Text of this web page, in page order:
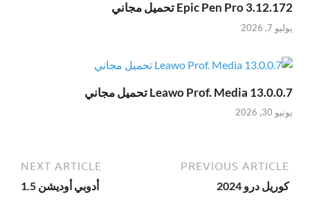
Epic Pen Pro 3.12.172 تحميل مجاني
يوليو 7, 2026
Leawo Prof. Media 13.0.0.7 تحميل مجاني
يونيو 30, 2026
PREVIOUS ARTICLE
كوريل درو 2024
NEXT ARTICLE
أدوبي أوديشن 1.5